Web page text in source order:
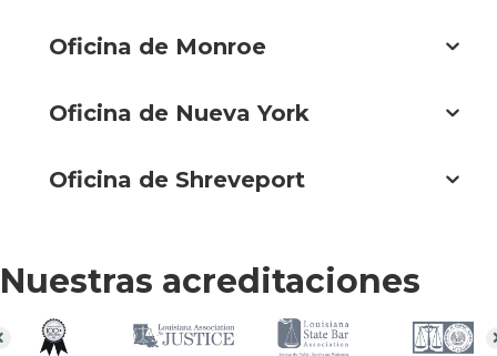
Oficina de Monroe
Oficina de Nueva York
Oficina de Shreveport
Nuestras acreditaciones